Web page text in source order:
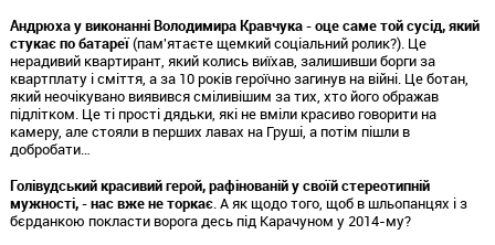
Андрюха у виконанні Володимира Кравчука - оце саме той сусід, який
стукає по батареї(пам'ятаєте щемкий соціальний ролик?). Це
нерадивий квартирант, який колись виїхав, залишивши борги за
квартплату і сміття, а за 10 років героїчно загинув на війні. Це ботан,
який неочікувано виявився сміливішим за тих, хто його ображав
підлітком. Це ті прості дядьки, які не вміли красиво говорити на
камеру, але стояли в перших лавах на Груші, а потім пішли в
добробати…
Голівудський красивий герой, рафінованій у своїй стереотипній
мужності, - нас вже не торкає. А як щодо того, щоб в шльопанцях і з
бєрданкою покласти ворога десь під Карачуном у 2014-му?